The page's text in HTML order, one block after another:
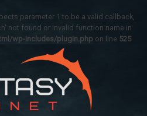
parameter 1 to be a valid callback,
not found or invalid function name in
wp-includes/plugin.php on line 525